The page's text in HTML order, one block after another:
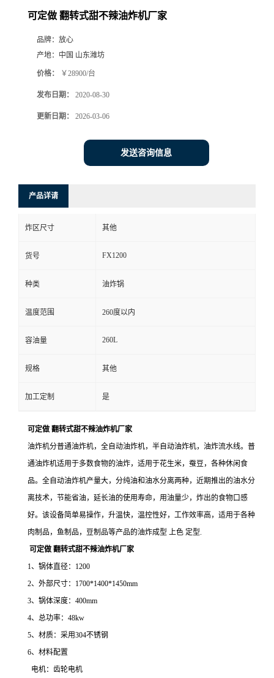
可定做 翻转式甜不辣油炸机厂家
品牌： 放心
产地： 中国 山东潍坊
价格： ￥28900/台
发布日期： 2020-08-30
更新日期： 2026-03-06
发送咨询信息
产品详请
炸区尺寸 其他
货号 FX1200
种类 油炸锅
温度范围 260度以内
容油量 260L
规格 其他
加工定制 是
可定做 翻转式甜不辣油炸机厂家
油炸机分普通油炸机，全自动油炸机，半自动油炸机，油炸流水线。普
通油炸机适用于多数食物的油炸，适用于花生米，蚕豆，各种休闲食
品。全自动油炸机产量大，分纯油和油水分离两种，近期推出的油水分
离技术，节能省油，延长油的使用寿命，用油量少，炸出的食物口感
好。该设备简单易操作，升温快，温控性好，工作效率高，适用于各种
肉制品，鱼制品，豆制品等产品的油炸成型 上色 定型.
可定做 翻转式甜不辣油炸机厂家
1、锅体直径：1200
2、外部尺寸：1700*1400*1450mm
3、锅体深度：400mm
4、总功率：48kw
5、材质：采用304不锈钢
6、材料配置
电机：齿轮电机